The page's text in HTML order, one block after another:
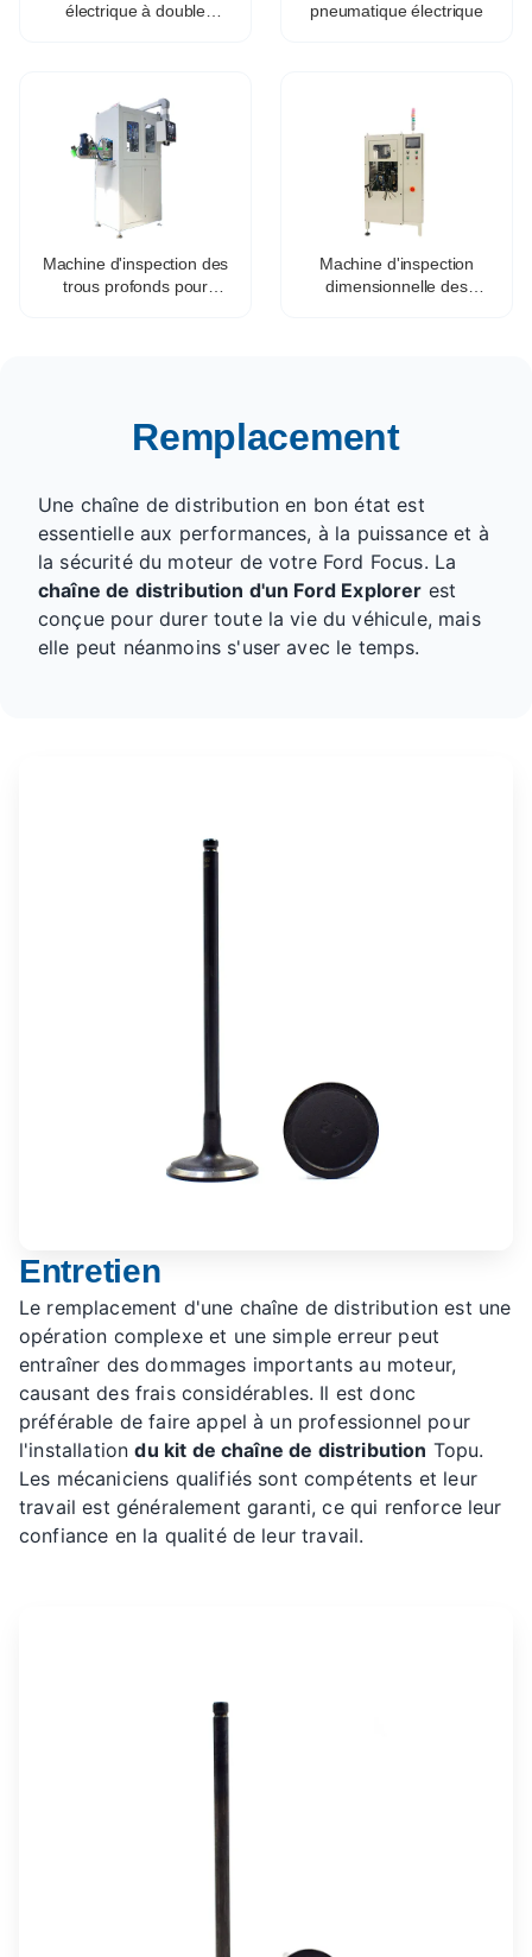
électrique à double
pneumatique électrique
Machine d'inspection des
trous profonds pour
Machine d'inspection
dimensionnelle des
Remplacement
Une chaîne de distribution en bon état est
essentielle aux performances, à la puissance et à
la sécurité du moteur de votre Ford Focus. La
chaîne de distribution d'un Ford Explorer est
conçue pour durer toute la vie du véhicule, mais
elle peut néanmoins s'user avec le temps.
Entretien
Le remplacement d'une chaîne de distribution est une
opération complexe et une simple erreur peut
entraîner des dommages importants au moteur,
causant des frais considérables. Il est donc
préférable de faire appel à un professionnel pour
l'installationdu kit de chaîne de distribution Topu.
Les mécaniciens qualifiés sont compétents et leur
travail est généralement garanti, ce qui renforce leur
confiance en la qualité de leur travail.